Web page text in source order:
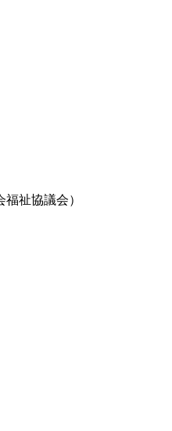
祉協議会）